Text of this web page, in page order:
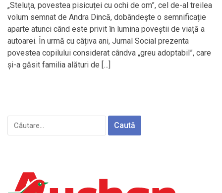
„Steluța, povestea pisicuței cu ochi de om”, cel de-al treilea
volum semnat de Andra Dincă, dobândește o semnificație
aparte atunci când este privit în lumina poveștii de viață a
autoarei. În urmă cu câțiva ani, Jurnal Social prezenta
povestea copilului considerat cândva „greu adoptabil”, care
și-a găsit familia alături de […]
Caută
după: